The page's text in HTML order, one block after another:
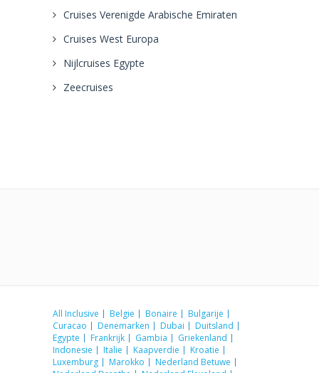
Cruises Verenigde Arabische Emiraten
Cruises West Europa
Nijlcruises Egypte
Zeecruises
All Inclusive Belgie Bonaire
Bulgarije
Curacao
Denemarken Dubai
Duitsland
Egypte
Frankrijk Gambia
Griekenland
Indonesie
Italie Kaapverdie
Kroatie
Luxemburg
Marokko
Nederland Betuwe